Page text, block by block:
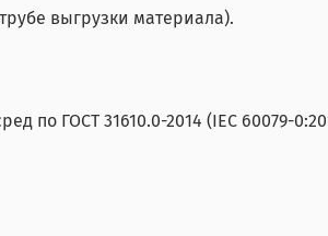
выгрузки материала).
по ГОСТ 31610.0-2014 (IEC 60079-